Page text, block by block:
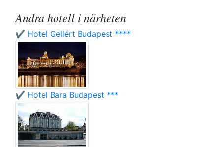
Andra hotell i närheten
✔️ Hotel Gellért Budapest ****
✔️ Hotel Bara Budapest ***